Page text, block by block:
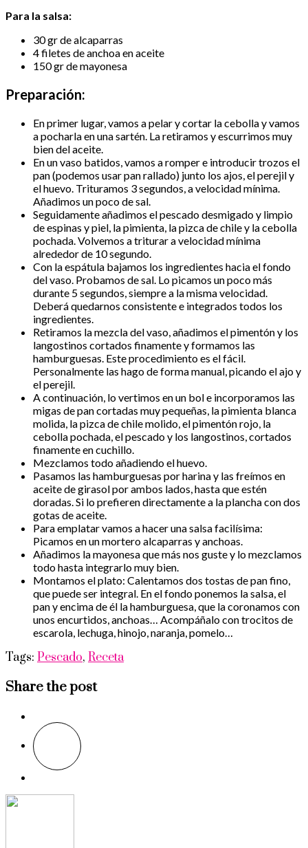
Para la salsa:
30 gr de alcaparras
4 filetes de anchoa en aceite
150 gr de mayonesa
Preparación:
En primer lugar, vamos a pelar y cortar la cebolla y vamos
a pocharla en una sartén. La retiramos y escurrimos muy
bien del aceite.
En un vaso batidos, vamos a romper e introducir trozos el
pan (podemos usar pan rallado) junto los ajos, el perejil y
el huevo. Trituramos 3 segundos, a velocidad mínima.
Añadimos un poco de sal.
Seguidamente añadimos el pescado desmigado y limpio
de espinas y piel, la pimienta, la pizca de chile y la cebolla
pochada. Volvemos a triturar a velocidad mínima
alrededor de 10 segundo.
Con la espátula bajamos los ingredientes hacia el fondo
del vaso. Probamos de sal. Lo picamos un poco más
durante 5 segundos, siempre a la misma velocidad.
Deberá quedarnos consistente e integrados todos los
ingredientes.
Retiramos la mezcla del vaso, añadimos el pimentón y los
langostinos cortados finamente y formamos las
hamburguesas. Este procedimiento es el fácil.
Personalmente las hago de forma manual, picando el ajo y
el perejil.
A continuación, lo vertimos en un bol e incorporamos las
migas de pan cortadas muy pequeñas, la pimienta blanca
molida, la pizca de chile molido, el pimentón rojo, la
cebolla pochada, el pescado y los langostinos, cortados
finamente en cuchillo.
Mezclamos todo añadiendo el huevo.
Pasamos las hamburguesas por harina y las freímos en
aceite de girasol por ambos lados, hasta que estén
doradas. Si lo prefieren directamente a la plancha con dos
gotas de aceite.
Para emplatar vamos a hacer una salsa facilísima:
Picamos en un mortero alcaparras y anchoas.
Añadimos la mayonesa que más nos guste y lo mezclamos
todo hasta integrarlo muy bien.
Montamos el plato: Calentamos dos tostas de pan fino,
que puede ser integral. En el fondo ponemos la salsa, el
pan y encima de él la hamburguesa, que la coronamos con
unos encurtidos, anchoas… Acompáñalo con trocitos de
escarola, lechuga, hinojo, naranja, pomelo…
Tags: Pescado, Receta
Share the post